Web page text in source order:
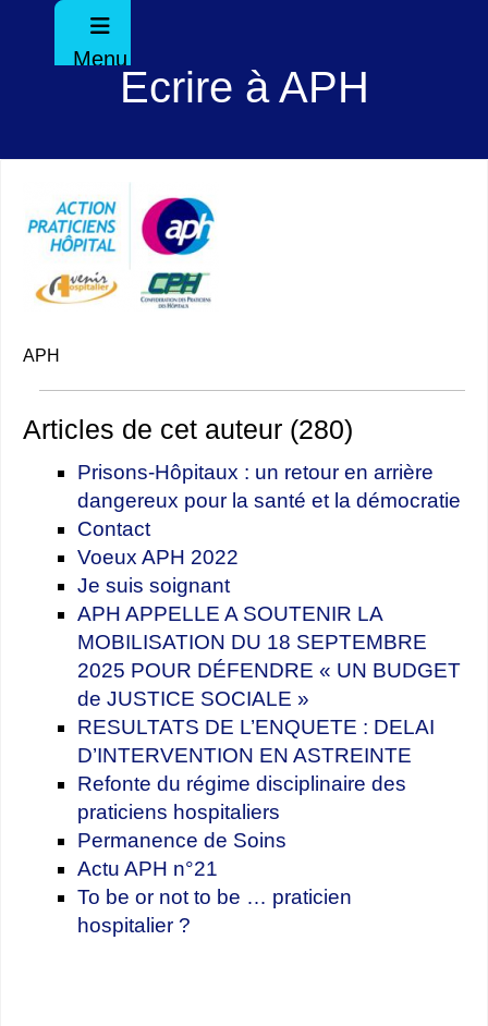
Menu
Ecrire à APH
APH
Articles de cet auteur (280)
Prisons-Hôpitaux : un retour en arrière
dangereux pour la santé et la démocratie
Contact
Voeux APH 2022
Je suis soignant
APH APPELLE A SOUTENIR LA
MOBILISATION DU 18 SEPTEMBRE
2025 POUR DÉFENDRE « UN BUDGET
de JUSTICE SOCIALE »
RESULTATS DE L’ENQUETE : DELAI
D’INTERVENTION EN ASTREINTE
Refonte du régime disciplinaire des
praticiens hospitaliers
Permanence de Soins
Actu APH n°21
To be or not to be … praticien
hospitalier ?